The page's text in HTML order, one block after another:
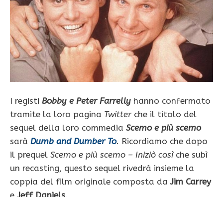
I registi Bobby e Peter Farrelly hanno confermato
tramite la loro pagina Twitterche il titolo del
sequel della loro commedia Scemo e più scemo
sarà Dumb and Dumber To. Ricordiamo che dopo
il prequel Scemo e più scemo – Iniziò cosìche subì
un recasting, questo sequel rivedrà insieme la
coppia del film originale composta daJim Carrey